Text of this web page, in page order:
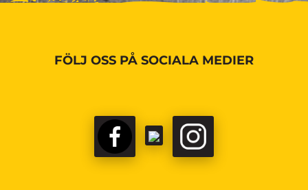
FÖLJ OSS PÅ SOCIALA MEDIER